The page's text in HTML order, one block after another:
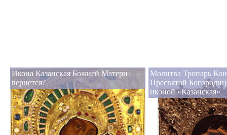
Икона Казанская Божией Матери
вернется?
Молитва Тропарь
Пресвятой
иконой «Казанская»